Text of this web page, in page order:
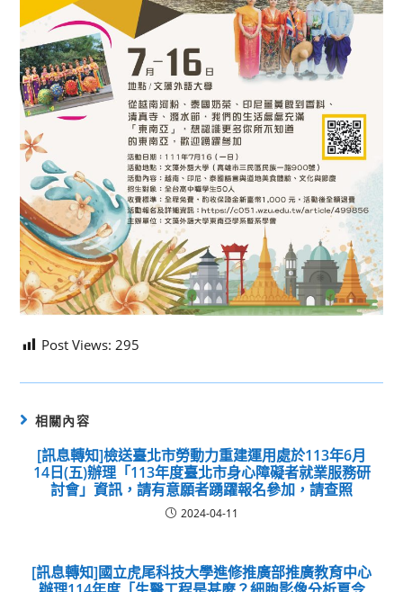
Post Views: 295
相關內容
[訊息轉知]檢送臺北市勞動力重建運用處於113年6月
14日(五)辦理「113年度臺北市身心障礙者就業服務研
討會」資訊，請有意願者踴躍報名參加，請查照
2024-04-11
[訊息轉知]國立虎尾科技大學進修推廣部推廣教育中心